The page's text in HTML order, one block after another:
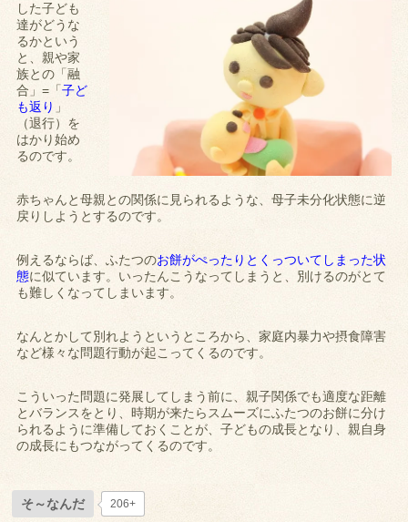
した子ども
達がどうな
るかという
と、親や家
族との「融
合」=「子ど
も返り 」
（退行）を
はかり始め
るのです。
赤ちゃんと母親との関係に見られるような、母子未分化状態に逆
戻りしようとするのです。
例えるならば、ふたつのお餅がぺったりとくっついてしまった状
態に似ています。いったんこうなってしまうと、別けるのがとて
も難しくなってしまいます。
なんとかして別れようというところから、家庭内暴力や摂食障害
など様々な問題行動が起こってくるのです。
こういった問題に発展してしまう前に、親子関係でも適度な距離
とバランスをとり、時期が来たらスムーズにふたつのお餅に分け
られるように準備しておくことが、子どもの成長となり、親自身
の成長にもつながってくるのです。
そ～なんだ 206+